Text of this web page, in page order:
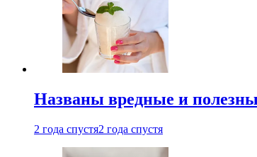
Названы вредные и
2 года спустя2 года спустя